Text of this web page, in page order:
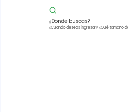
¿Donde buscas?
¿Cuando deseas ingresar?¿Qué tamaño